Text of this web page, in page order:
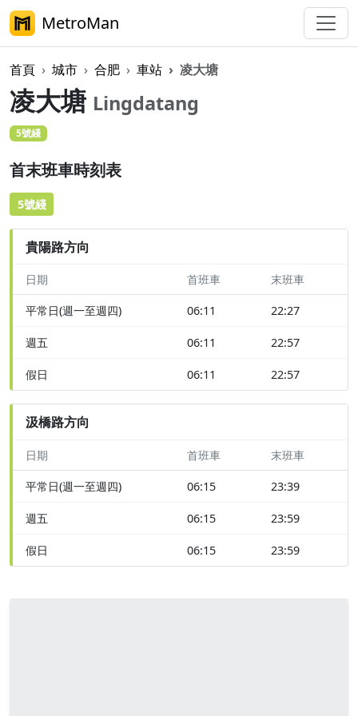
MetroMan
首頁 城市 合肥 車站 凌大塘
凌大塘 Lingdatang
5號綫
首末班車時刻表
5號綫
貴陽路方向
日期 首班車 末班車
平常日(週一至週四) 06:11 22:27
週五 06:11 22:57
假日 06:11 22:57
汲橋路方向
日期 首班車 末班車
平常日(週一至週四) 06:15 23:39
週五 06:15 23:59
假日 06:15 23:59